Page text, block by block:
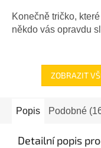
5,0
z
Konečně tričko,
někdo vás opravdu
ZOBRAZIT
Popis Podobné
Detailní popis